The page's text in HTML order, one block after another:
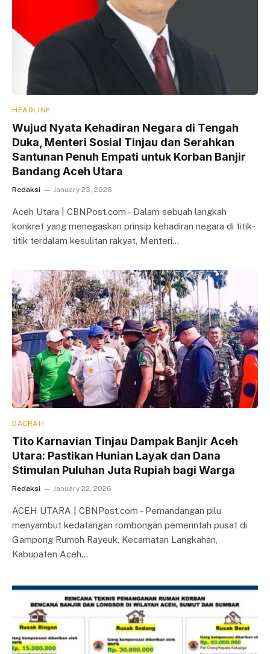
HEADLINE
Wujud Nyata Kehadiran Negara di Tengah
Duka, Menteri Sosial Tinjau dan Serahkan
Santunan Penuh Empati untuk Korban Banjir
Bandang Aceh Utara
Redaksi January 23, 2026
Aceh Utara | CBNPost.com – Dalam sebuah langkah
konkret yang menegaskan prinsip kehadiran negara di titik-
titik terdalam kesulitan rakyat, Menteri…
DAERAH
Tito Karnavian Tinjau Dampak Banjir Aceh
Utara: Pastikan Hunian Layak dan Dana
Stimulan Puluhan Juta Rupiah bagi Warga
Redaksi January 22, 2026
ACEH UTARA | CBNPost.com – Pemandangan pilu
menyambut kedatangan rombongan pemerintah pusat di
Gampong Rumoh Rayeuk, Kecamatan Langkahan,
Kabupaten Aceh…